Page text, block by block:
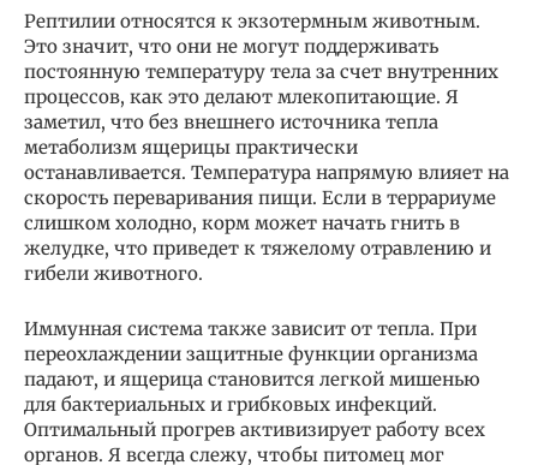
Рептилии относятся к экзотермным животным.
Это значит, что они не могут поддерживать
постоянную температуру тела за счет внутренних
процессов, как это делают млекопитающие. Я
заметил, что без внешнего источника тепла
метаболизм ящерицы практически
останавливается. Температура напрямую влияет на
скорость переваривания пищи. Если в террариуме
слишком холодно, корм может начать гнить в
желудке, что приведет к тяжелому отравлению и
гибели животного.
Иммунная система также зависит от тепла. При
переохлаждении защитные функции организма
падают, и ящерица становится легкой мишенью
для бактериальных и грибковых инфекций.
Оптимальный прогрев активизирует работу всех
органов. Я всегда слежу, чтобы питомец мог